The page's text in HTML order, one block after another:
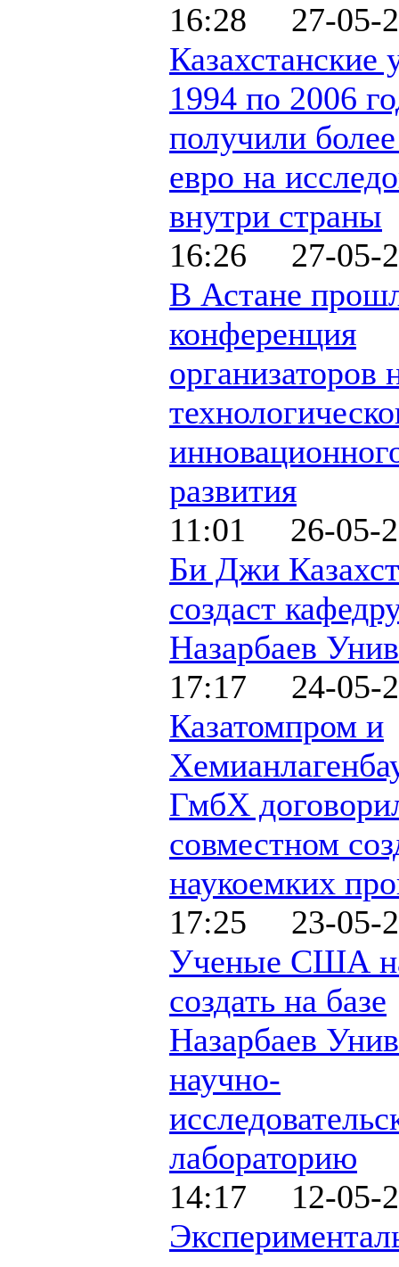
16:28 27-05-
Казахстанские
1994 по 2006
получили
евро на
внутри страны
16:26 27-05-
В Астане
конференция
организаторов
развития
11:01 26-05-
Би Джи
создаст
Назарбаев
17:17 24-05-
Казатомпром и
ГмбХ
совместном
наукоемких
17:25 23-05-
Ученые США
создать на базе
Назарбаев
научно-
лабораторию
14:17 12-05-